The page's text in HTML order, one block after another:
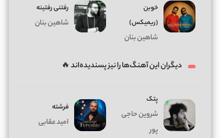
خوبن
(ریمیکس)
شاهین بنان
رفتنی رفتینه
شاهین بنان
دیگران این آهنگ‌ها را نیز پسندیده‌اند 🔥
پتک
شروین حاجی
پور
فرشته
امید عقابی